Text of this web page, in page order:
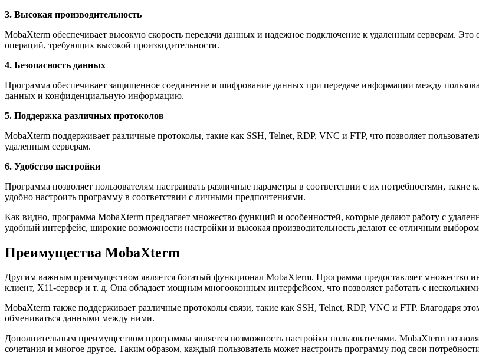
3. Высокая производительность
MobaXterm обеспечивает высокую скорость передачи данных и надежное подключение к удаленным серверам.
операций, требующих высокой производительности.
4. Безопасность данных
Программа обеспечивает защищенное соединение и шифрование данных при передаче информации между
данных и конфиденциальную информацию.
5. Поддержка различных протоколов
MobaXterm поддерживает различные протоколы, такие как SSH, Telnet, RDP, VNC и FTP, что позволяет
удаленным серверам.
6. Удобство настройки
Программа позволяет пользователям настраивать различные параметры в соответствии с их потребностями,
удобно настроить программу в соответствии с личными предпочтениями.
Как видно, программа MobaXterm предлагает множество функций и особенностей, которые делают работу с
удобный интерфейс, широкие возможности настройки и высокая производительность делают ее отличным
Преимущества MobaXterm
Другим важным преимуществом является богатый функционал MobaXterm. Программа предоставляет множество
клиент, X11-сервер и т. д. Она обладает мощным многооконным интерфейсом, что позволяет работать с
MobaXterm также поддерживает различные протоколы связи, такие как SSH, Telnet, RDP, VNC и FTP. Благодаря
обмениваться данными между ними.
Дополнительным преимуществом программы является возможность настройки пользователями. MobaXterm
сочетания и многое другое. Таким образом, каждый пользователь может настроить программу под свои